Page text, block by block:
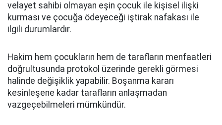
velayet sahibi olmayan eşin çocuk ile kişisel ilişki
kurması ve çocuğa ödeyeceği iştirak nafakası ile
ilgili durumlardır.
Hakim hem çocukların hem de tarafların menfaatleri
doğrultusunda protokol üzerinde gerekli görmesi
halinde değişiklik yapabilir. Boşanma kararı
kesinleşene kadar tarafların anlaşmadan
vazgeçebilmeleri mümkündür.